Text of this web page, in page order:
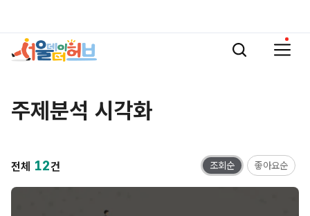
서울 데이터 허브(Seoul Data Hub)
통합검색
주제분석 시각화
전체 12건 조회순 좋아요순